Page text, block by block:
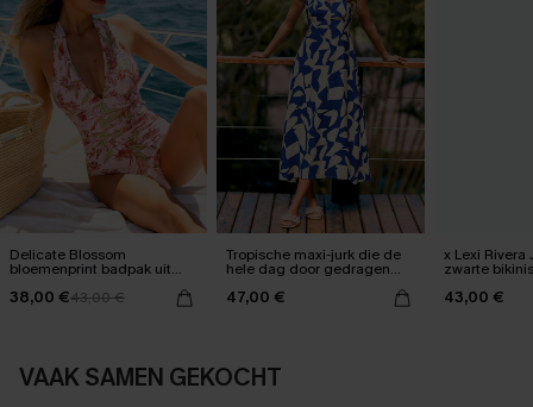
Delicate Blossom
bloemenprint badpak uit
38,00 €43,00 €
Tropische maxi-jurk die de
hele dag door gedragen
kan worden
47,00 €
x Lexi Rivera
zwarte
43,00 €
VAAK SAMEN GEKOCHT